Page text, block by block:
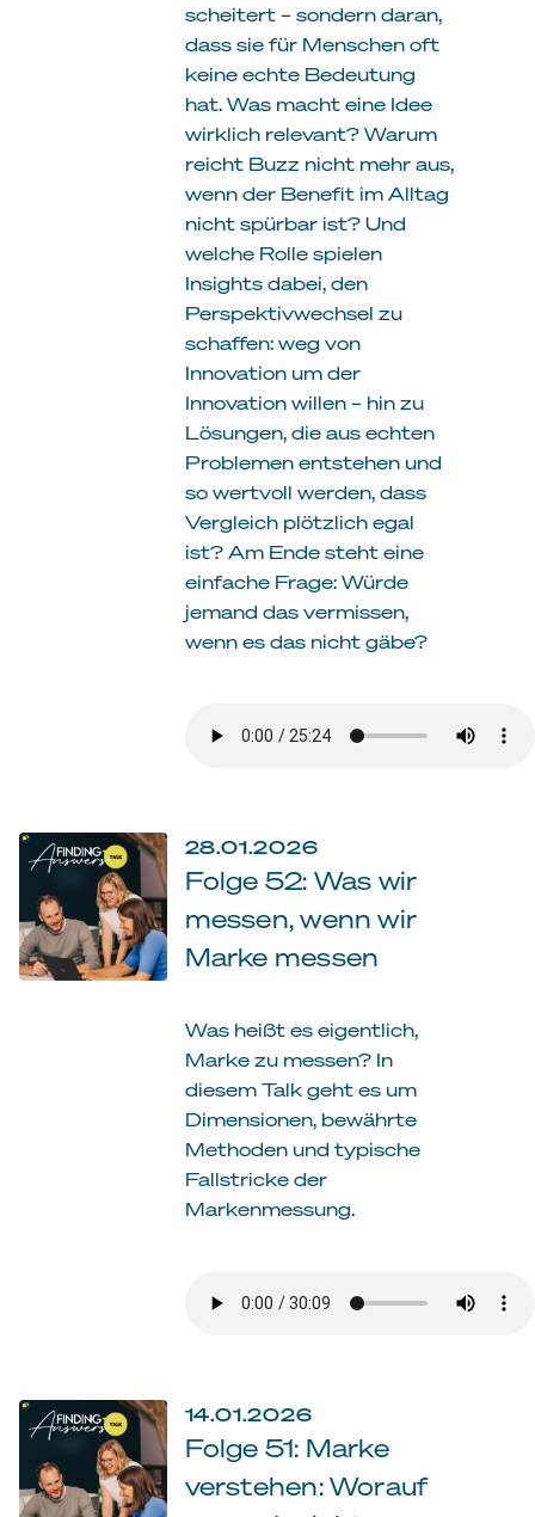
scheitert – sondern daran,
dass sie für Menschen oft
keine echte Bedeutung
hat. Was macht eine Idee
wirklich relevant? Warum
reicht Buzz nicht mehr aus,
wenn der Benefit im Alltag
nicht spürbar ist? Und
welche Rolle spielen
Insights dabei, den
Perspektivwechsel zu
schaffen: weg von
Innovation um der
Innovation willen – hin zu
Lösungen, die aus echten
Problemen entstehen und
so wertvoll werden, dass
Vergleich plötzlich egal
ist? Am Ende steht eine
einfache Frage: Würde
jemand das vermissen,
wenn es das nicht gäbe?
28.01.2026
Folge 52: Was wir
messen, wenn wir
Marke messen
Was heißt es eigentlich,
Marke zu messen? In
diesem Talk geht es um
Dimensionen, bewährte
Methoden und typische
Fallstricke der
Markenmessung.
14.01.2026
Folge 51: Marke
verstehen: Worauf